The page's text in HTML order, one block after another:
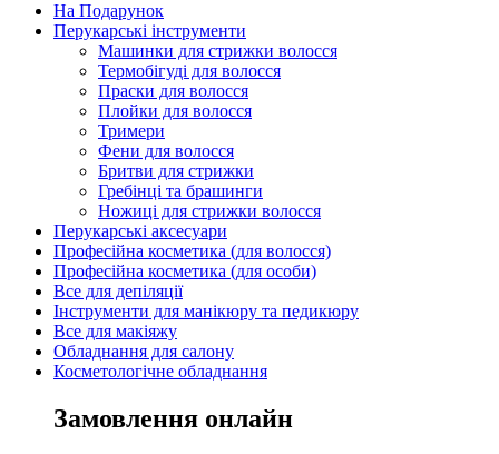
На Подарунок
Перукарські інструменти
Машинки для стрижки волосся
Термобігуді для волосся
Праски для волосся
Плойки для волосся
Тримери
Фени для волосся
Бритви для стрижки
Гребінці та брашинги
Ножиці для стрижки волосся
Перукарські аксесуари
Професійна косметика (для волосся)
Професійна косметика (для особи)
Все для депіляції
Інструменти для манікюру та педикюру
Все для макіяжу
Обладнання для салону
Косметологічне обладнання
Замовлення онлайн